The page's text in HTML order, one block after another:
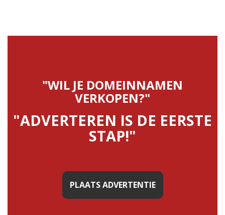
"WIL JE DOMEINNAMEN
VERKOPEN?"
"ADVERTEREN IS DE EERSTE
STAP!"
PLAATS ADVERTENTIE